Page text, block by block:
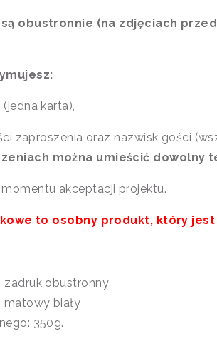
obustronnie (na zdjęciach
karta),
zaproszenia oraz nazwisk gości
można umieścić dowolny
akceptacji projektu.
to osobny produkt, który
zadruk obustronny
matowy biały
350g.